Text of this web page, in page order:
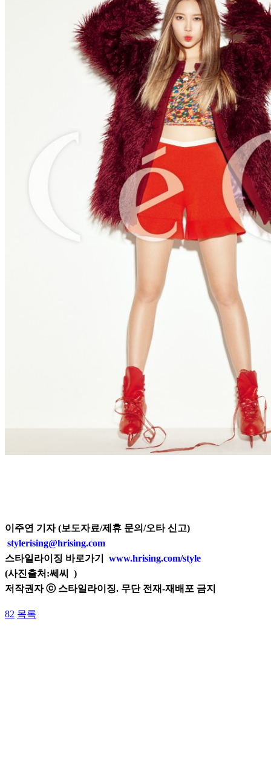
이주연 기자 (보도자료/제휴 문의/오타 신고)
stylerising@hrising.com
스타일라이징 바로가기 www.hrising.com/style
(사진출처:쎄씨
)
저작권자 ⓒ 스타일라이징. 무단 전재-재배포 금지
82 목록